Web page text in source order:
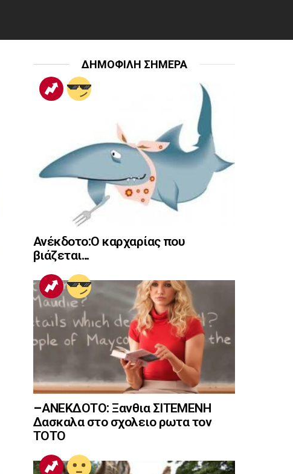
ΔΗΜΟΦΙΛΗ ΣΗΜΕΡΑ
Ανέκδοτο:Ο καρχαρίας που
βιάζεται…
–ΑΝΕΚΔΟΤΟ: Ξανθια ΣΙΤΕΜΕΝΗ
Δασκαλα στο σχολειο ρωτα τον
ΤΟΤΟ